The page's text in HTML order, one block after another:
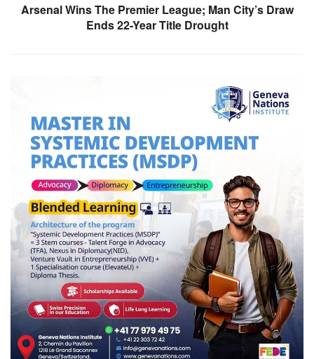
Arsenal Wins The Premier League; Man City’s Draw
Ends 22-Year Title Drought